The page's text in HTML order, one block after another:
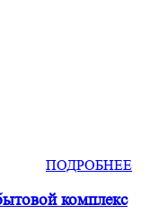
ПОДРОБНЕЕ
комплекс